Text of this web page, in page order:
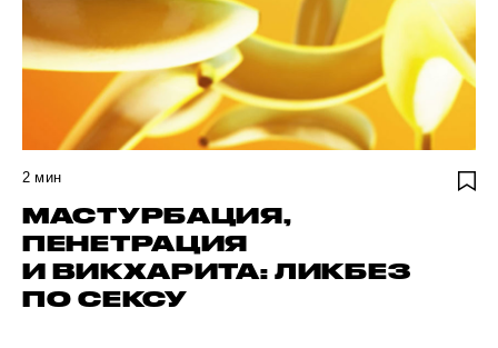
2 мин
МАСТУРБАЦИЯ,
ПЕНЕТРАЦИЯ
И ВИКХАРИТА: ЛИКБЕЗ
ПО СЕКСУ